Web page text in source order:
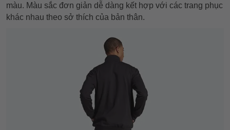
màu. Màu sắc đơn giản dễ dàng kết hợp với các trang phục
khác nhau theo sở thích của bản thân.